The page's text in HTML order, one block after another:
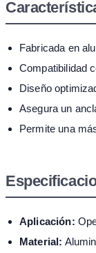
Fabricada en
Compatibilidad
Diseño
Asegura un
Permite una
Aplicación:
Material: